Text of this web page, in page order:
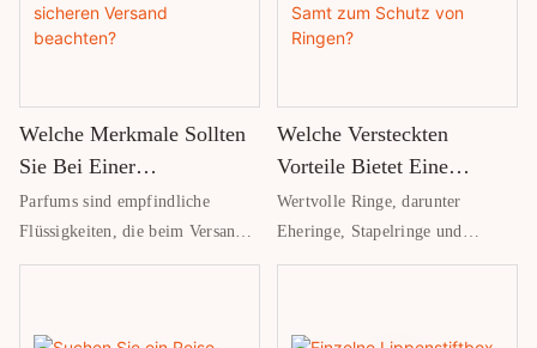
einem platzsparenden
Faltmechanismus.
Schmuckkästchen, Notizbücher
und Aufbewahrungsprodukte
alle PU-Materialien gleich. Für
Marken, die Luxusverpackungen
oder hochwertige
Schreibwarenprodukte
entwickeln, ist es daher
in Einklang zu bringen.
Welche Merkmale Sollten
Sie Bei Einer
Parfümverpackung Für
Den Sicheren Versand
Beachten?
Parfums sind empfindliche
Flüssigkeiten, die beim Versand
leicht zerbrechen oder auslaufen
Welche Versteckten
Vorteile Bietet Eine
Schmuckschatulle Aus
Samt Zum Schutz Von
Ringen?
Wertvolle Ringe, darunter
Eheringe, Stapelringe und
Edelsteinringe, benötigen die